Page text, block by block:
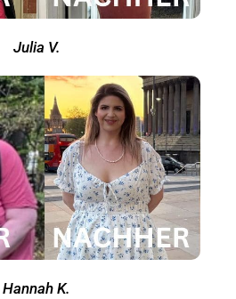
Julia V.
Hannah K.